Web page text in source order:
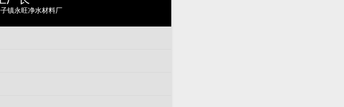
镇永旺净水材料厂